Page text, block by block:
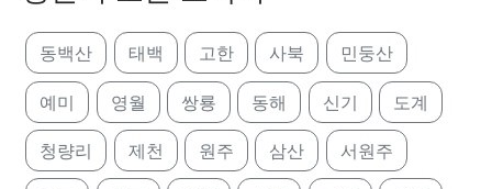
동백산 태백 고한 사북 민둥산
예미 영월 쌍룡 동해 신기 도계
청량리 제천 원주 삼산 서원주